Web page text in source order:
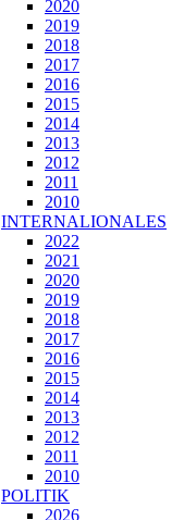
2020
2019
2018
2017
2016
2015
2014
2013
2012
2011
2010
INTERNALIONALES
2022
2021
2020
2019
2018
2017
2016
2015
2014
2013
2012
2011
2010
POLITIK
2026